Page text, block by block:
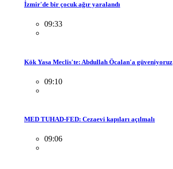
İzmir'de bir çocuk ağır yaralandı
09:33
Kök Yasa Meclis'te: Abdullah Öcalan'a güveniyoruz
09:10
MED TUHAD-FED: Cezaevi kapıları açılmalı
09:06